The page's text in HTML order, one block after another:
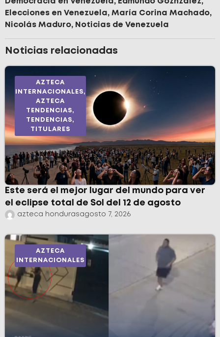
Elecciones en Venezuela, María Corina Machado,
Nicolás Maduro, Noticias de Venezuela
Noticias relacionadas
AZTECA
INTERNACIONALES,
AZTECA
TENDENCIAS,
TENDENCIAS,
TITULARES
Este será el mejor lugar del mundo para ver
el eclipse total de Sol del 12 de agosto
azteca hondurasagosto 7, 2026
AZTECA
INTERNACIONALES